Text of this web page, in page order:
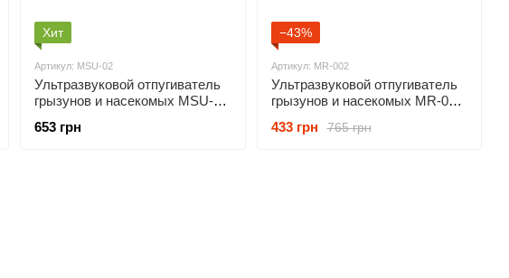
Хит
Артикул: MSU-02
Ультразвуковой отпугиватель
грызунов и насекомых MSU-
тараканов, пауков)
653 грн
−43%
Артикул: MR-002
Ультразвуковой отпугиватель
грызунов и насекомых MR-002,
тараканов, пауков)
765 грн
433 грн